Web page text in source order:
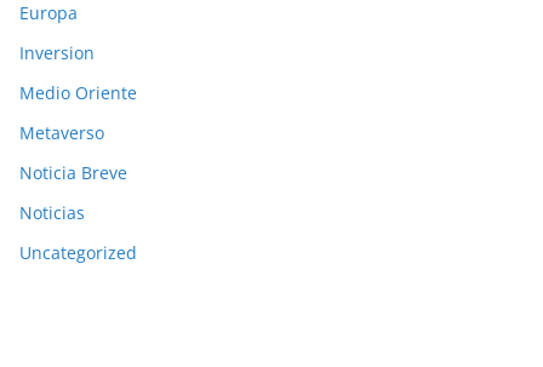
Europa
Inversion
Medio Oriente
Metaverso
Noticia Breve
Noticias
Uncategorized